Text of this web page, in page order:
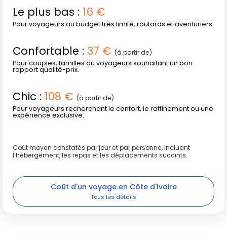
nature.
Le plus bas : 16 €
Pour voyageurs au budget très limité, routards et aventuriers.
Confortable : 37 € (à partir de)
Pour couples, familles ou voyageurs souhaitant un bon
rapport qualité-prix.
Chic : 108 € (à partir de)
Pour voyageurs recherchant le confort, le raffinement ou une
expérience exclusive.
Coût moyen constatés par jour et par personne, incluant
l'hébergement, les repas et les déplacements succints.
Coût d'un voyage en Côte d'Ivoire